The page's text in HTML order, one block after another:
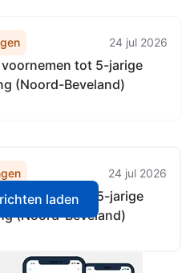
24 jul 2026
tot 5-jarige
(Noord-Beveland)
24 jul 2026
voornemen tot 5-jarige
(Noord-Beveland)
laden